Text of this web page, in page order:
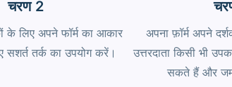
चरण 2
के लिए अपने फॉर्म का आकार
तर्क का उपयोग करें।
अपना फ़ॉर्म अपने
उत्तरदाता किसी भी
सकते हैं और